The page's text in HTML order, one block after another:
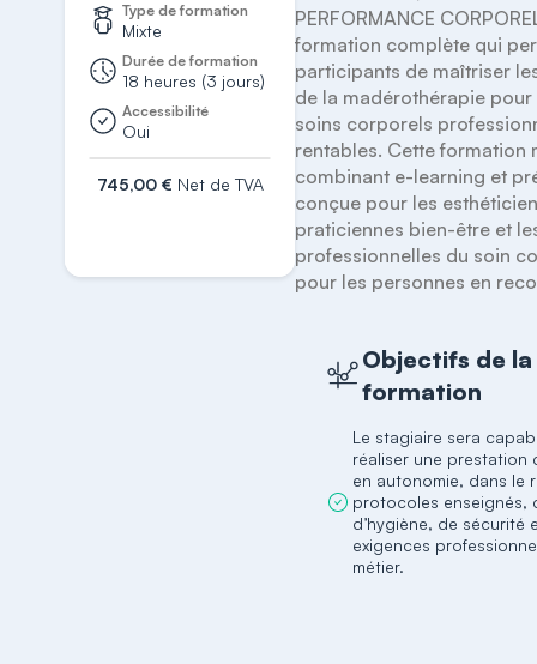
Type de formation
Mixte
Durée de formation
18 heures (3 jours)
Accessibilité
Oui
745,00 € Net de TVA
PERFORMANCE
formation complète qui
participants de maîtriser
de la madérothérapie
soins corporels
rentables. Cette formation
combinant e-learning et
conçue pour les
praticiennes bien-être et
professionnelles du soin
pour les personnes en
Objectifs de la
formation
Le stagiaire sera
réaliser une prestation
en autonomie, dans le
protocoles enseignés,
d’hygiène, de sécurité
exigences
métier.